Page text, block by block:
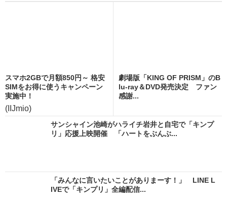
スマホ2GBで月額850円～ 格安
SIMをお得に使うキャンペーン
実施中！
(IIJmio)
劇場版「KING OF PRISM」のB
lu-ray＆DVD発売決定 ファン
感謝...
サンシャイン池崎がハライチ岩井と自宅で「キンプ
リ」応援上映開催 「ハートをぶんぶ...
「みんなに言いたいことがありまーす！」 LINE L
IVEで「キンプリ」全編配信...